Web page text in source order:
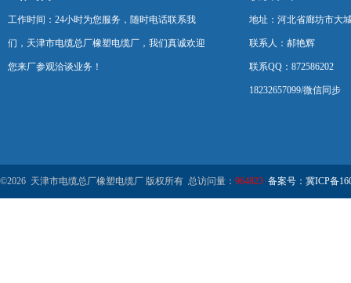
工作时间：24小时为您服务，随时电话联系我
们，天津市电缆总厂橡塑电缆厂，我们真诚欢迎
您来厂参观洽谈业务！
地址：河北省廊坊市大
联系人：郝艳辉
联系QQ：872586202
18232657099/微信同步
©2026 天津市电缆总厂橡塑电缆厂 版权所有 总访问量： 964823 备案号：冀ICP备